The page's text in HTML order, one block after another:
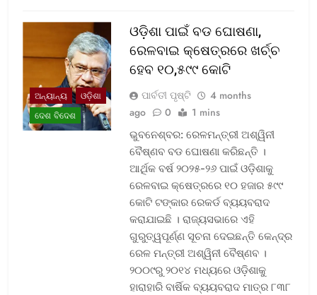
ଅନ୍ୟାନ୍ୟ
ଓଡ଼ିଶା
ଦେଶ ବିଦେଶ
ଓଡ଼ିଶା ପାଇଁ ବଡ ଘୋଷଣା,
ରେଳବାଇ କ୍ଷେତ୍ରରେ ଖର୍ଚ୍ଚ
ହେବ ୧୦,୫୯୯ କୋଟି
ପାର୍ବତୀ ପୃଷ୍ଟି
4 months
ago
0 1 mins
ଭୁବନେଶ୍ବର: ରେଳମନ୍ତ୍ରୀ ଅଶ୍ୱିନୀ
ବୈଷ୍ଣବ ବଡ ଘୋଷଣା କରିଛନ୍ତି ।
ଆର୍ଥିକ ବର୍ଷ ୨୦୨୫-୨୬ ପାଇଁ ଓଡ଼ିଶାକୁ
ରେଳବାଇ କ୍ଷେତ୍ରରେ ୧୦ ହଜାର ୫୯୯
କୋଟି ଟଙ୍କାର ରେକର୍ଡ ବ୍ୟୟବରାଦ
କରାଯାଇଛି । ରାଜ୍ୟସଭାରେ ଏହି
ଗୁରୁତ୍ୱପୂର୍ଣ୍ଣ ସୂଚନା ଦେଇଛନ୍ତି କେନ୍ଦ୍ର
ରେଳ ମନ୍ତ୍ରୀ ଅଶ୍ୱିନୀ ବୈଷ୍ଣବ ।
୨୦୦୯ରୁ ୨୦୧୪ ମଧ୍ୟରେ ଓଡ଼ିଶାକୁ
ହାରାହାରି ବାର୍ଷିକ ବ୍ୟୟବରାଦ ମାତ୍ର ୮୩୮